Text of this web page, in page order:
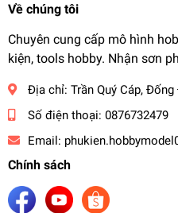
Về chúng tôi
Chuyên cung cấp mô hình
kiện, tools hobby. Nhận sơn
Địa chỉ: Trần Quý Cáp,
Số điện thoại: 0876732479
Email:
Chính sách